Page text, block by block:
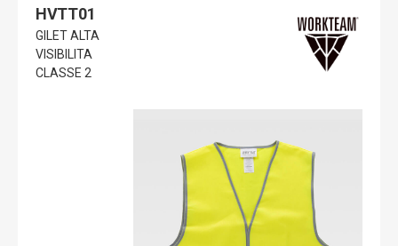
HVTT01
GILET ALTA
VISIBILITA
CLASSE 2